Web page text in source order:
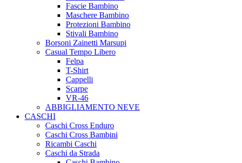
Fascie Bambino
Maschere Bambino
Protezioni Bambino
Stivali Bambino
Borsoni Zainetti Marsupi
Casual Tempo Libero
Felpa
T-Shirt
Cappelli
Scarpe
VR-46
ABBIGLIAMENTO NEVE
CASCHI
Caschi Cross Enduro
Caschi Cross Bambini
Ricambi Caschi
Caschi da Strada